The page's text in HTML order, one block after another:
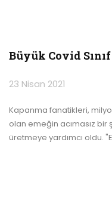
Büyük Covid Sınıf
23 Nisan 2021
Kapanma fanatikleri,
olan emeğin acımasız
üretmeye yardımcı oldu.